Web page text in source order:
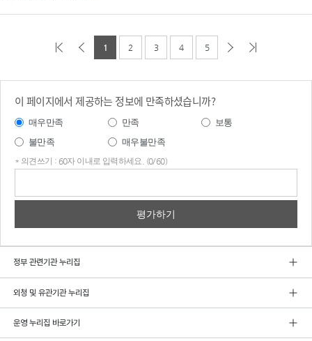
1 2 3 4 5
이 페이지에서 제공하는 정보에 만족하셨습니까?
매우만족 만족
보통
불만족
매우불만족
* 의견쓰기 : 60자 이내로 입력하세요. (0/60)
정부 관련기관 누리집
외청 및 유관기관 누리집
운영 누리집 바로가기